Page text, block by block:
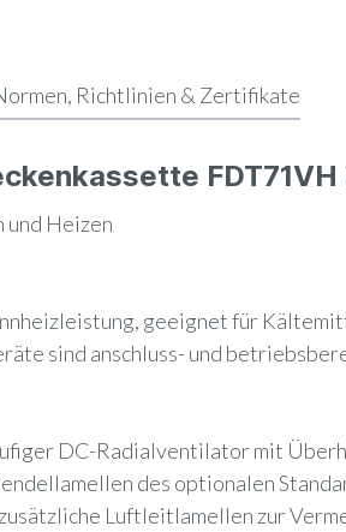
Richtlinien & Zertifikate
FDT71VH
und Heizen
geeignet für
sind anschluss- und
DC-Radialventilator mit
des optionalen
Luftleitlamellen zur